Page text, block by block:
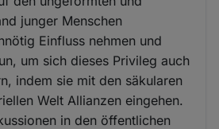
junger Menschen
Einfluss nehmen und
um sich dieses Privileg auch
indem sie mit den säkularen
Welt Allianzen eingehen.
in den öffentlichen